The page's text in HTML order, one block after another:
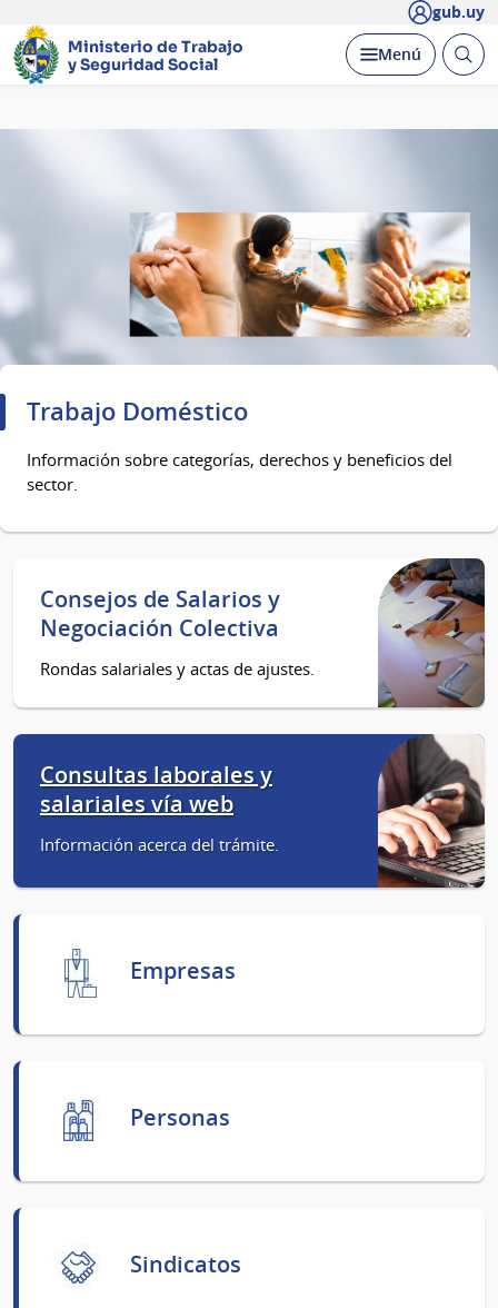
gub.uy
Ministerio de Trabajo
y Seguridad Social
Desplegar
Menú Abrir
Trabajo Doméstico
Información sobre categorías, derechos y beneficios del
sector.
Consejos de Salarios y
Negociación Colectiva
Rondas salariales y actas de ajustes.
Consultas laborales y
salariales vía web
Información acerca del trámite.
Empresas
Personas
Sindicatos